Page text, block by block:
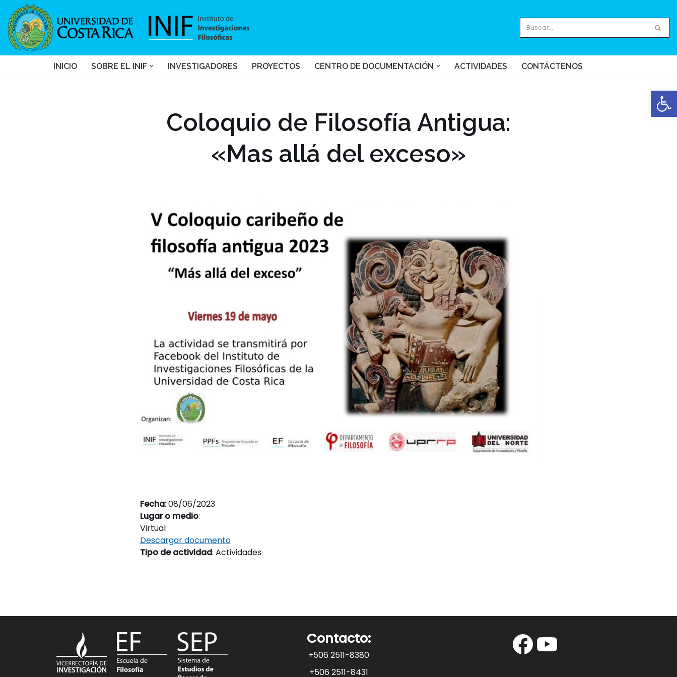
Saltar
al
contenido
INICIO SOBRE EL INIF INVESTIGADORES PROYECTOS CENTRO DE DOCUMENTACIÓN ACTIVIDADES CONTÁCTENOS
Coloquio de Filosofía Antigua:
«Mas allá del exceso»
Fecha: 08/06/2023
Lugar o medio:
Virtual
Descargar documento
Tipo de actividad: Actividades
Contacto:
+506 2511-8380
+506 2511-8431